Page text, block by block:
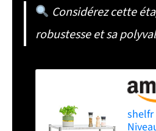
Considérez cette
robustesse et sa
shelfr